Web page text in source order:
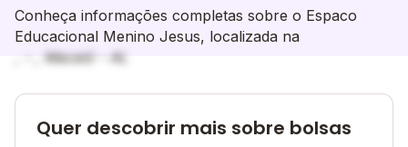
Conheça informações completas sobre o Espaco
Educacional Menino Jesus, localizada na
, - , Maceió - AL
Quer descobrir mais sobre bolsas